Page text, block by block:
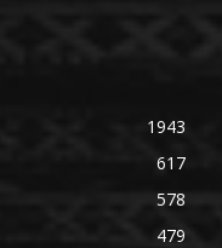
1943
617
578
479